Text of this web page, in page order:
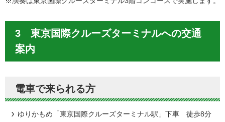
3 東京国際クルーズターミナルへの交通
案内
電車で来られる方
ゆりかもめ「東京国際クルーズターミナル駅」下車 徒歩8分